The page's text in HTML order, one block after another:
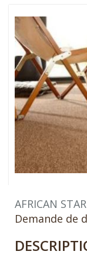
AFRICAN
Demande de